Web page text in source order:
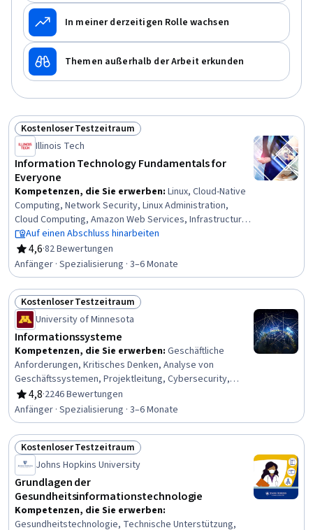
In meiner derzeitigen Rolle wachsen
Themen außerhalb der Arbeit erkunden
Status: Kostenloser Testzeitraum
Kostenloser Testzeitraum
Illinois Tech
Information Technology Fundamentals for
Everyone
Kompetenzen, die Sie erwerben: Linux, Cloud-Native
Computing, Network Security, Linux Administration,
Cloud Computing, Amazon Web Services, Infrastructure
as Code (IaC), Cloud Computing Architecture, Network
Troubleshooting, Operating System Administration,
Cloud Platforms, Cloud Storage, Linux Commands, Cloud
Technologies, Software-Defined Networking, User
Accounts, Network Engineering, Network Monitoring,
Cloud Services, Data Infrastructure
Auf einen Abschluss hinarbeiten
4,6
Bewertung, 4,6 von 5 Sternen
·82 Bewertungen
Anfänger · Spezialisierung · 3–6 Monate
Status: Kostenloser Testzeitraum
Kostenloser Testzeitraum
University of Minnesota
Informationssysteme
Kompetenzen, die Sie erwerben: Geschäftliche
Anforderungen, Kritisches Denken, Analyse von
Geschäftssystemen, Projektleitung, Cybersecurity,
Cyber-Sicherheitsstrategie, Business-Software,
Organisatorischer Wandel, Cyber-Angriffe, Cloud-
Dienste, Technologie-Strategien,
Änderungsmanagement, Business-Systeme,
Unternehmensressourcenplanung, Analyse der
Anforderungen, Unternehmensanalyse,
Informationstechnologie, IT-Verwaltung, Systemanalyse,
Cloud Computing
4,8
Bewertung, 4,8 von 5 Sternen
·2246 Bewertungen
Anfänger · Spezialisierung · 3–6 Monate
Status: Kostenloser Testzeitraum
Kostenloser Testzeitraum
Johns Hopkins University
Grundlagen der
Gesundheitsinformationstechnologie
Kompetenzen, die Sie erwerben:
Gesundheitstechnologie, Technische Unterstützung,